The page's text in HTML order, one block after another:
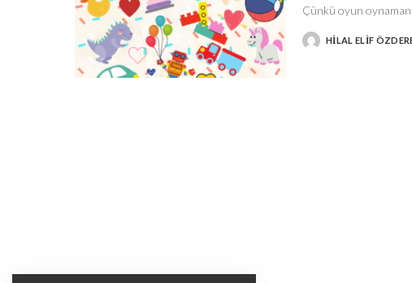
Çünkü oyun
POSTEDHILAL ELIF